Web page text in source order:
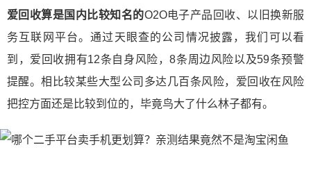
爱回收算是国内比较知名的O2O电子产品回收、以旧换新服
务互联网平台。通过天眼查的公司情况披露，我们可以看
到，爱回收拥有12条自身风险，8条周边风险以及59条预警
提醒。相比较某些大型公司多达几百条风险，爱回收在风险
把控方面还是比较到位的，毕竟鸟大了什么林子都有。